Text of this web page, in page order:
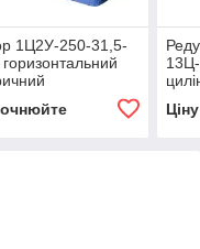
1Ц2У-250-31,5-